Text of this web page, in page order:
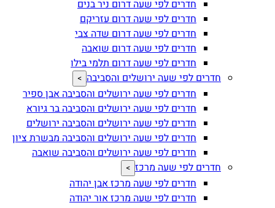
חדרים לפי שעה דרום ניר בנים
חדרים לפי שעה דרום עזריקם
חדרים לפי שעה דרום שדה צבי
חדרים לפי שעה דרום שואבה
חדרים לפי שעה דרום תלמי בילו
חדרים לפי שעה ירושלים והסביבה >
חדרים לפי שעה ירושלים והסביבה אבן ספיר
חדרים לפי שעה ירושלים והסביבה בר גיורא
חדרים לפי שעה ירושלים והסביבה ירושלים
חדרים לפי שעה ירושלים והסביבה מבשרת ציון
חדרים לפי שעה ירושלים והסביבה שואבה
חדרים לפי שעה מרכז >
חדרים לפי שעה מרכז אבן יהודה
חדרים לפי שעה מרכז אור יהודה